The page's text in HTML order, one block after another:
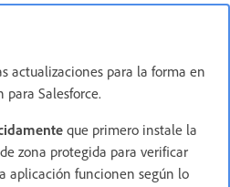
actualizaciones para la forma en
para Salesforce.
que primero instale la
zona protegida para verificar
aplicación funcionen según lo